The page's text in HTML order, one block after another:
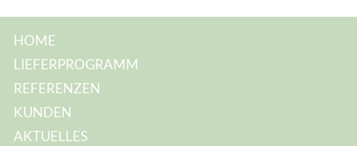
e
:
HOME
LIEFERPROGRAMM
REFERENZEN
KUNDEN
AKTUELLES